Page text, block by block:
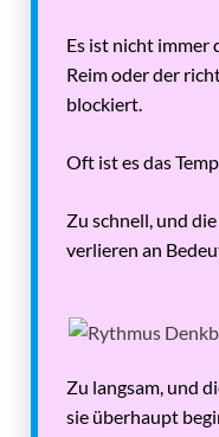
Es ist nicht immer
Reim oder der
blockiert.
Oft ist es das
Zu schnell, und
verlieren an
Zu langsam, und
sie überhaupt